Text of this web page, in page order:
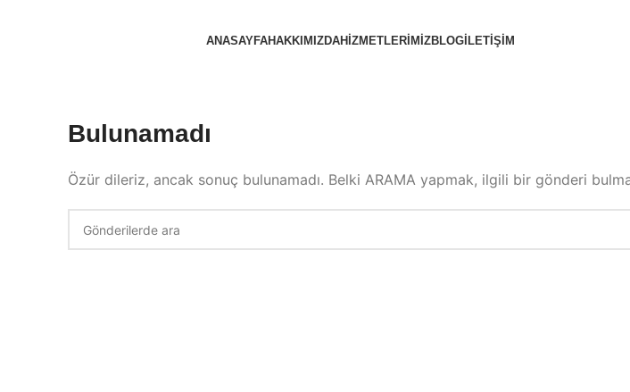
ANASAYFAHAKKIMIZDAHIZMETLERIMIZBLOGİLETIŞIM
Bulunamadı
Özür dileriz, ancak sonuç bulunamadı. Belki ARAMA yapmak, ilgili bir gönderi